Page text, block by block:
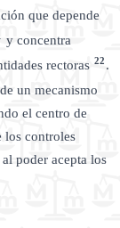
que depende
y concentra
rectoras 22 .
un mecanismo
el centro de
los controles
poder acepta los